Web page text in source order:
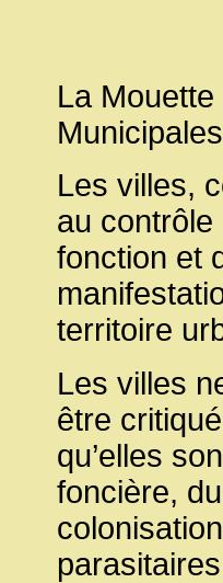
La
Les villes,
au
fonction et
territoire
Les villes
être
qu’elles
foncière,